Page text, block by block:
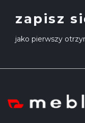
zapisz
jako pierwszy